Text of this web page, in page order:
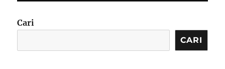
Cari
CARI